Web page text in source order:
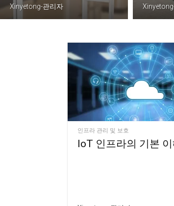
Xinyetong-관리자
인프라 관리 및 보호
IoT 인프라의 기본 이